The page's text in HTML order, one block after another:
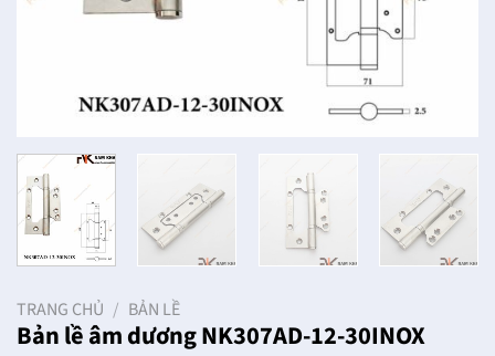
TRANG CHỦ / BẢN LỀ
Bản lề âm dương NK307AD-12-30INOX